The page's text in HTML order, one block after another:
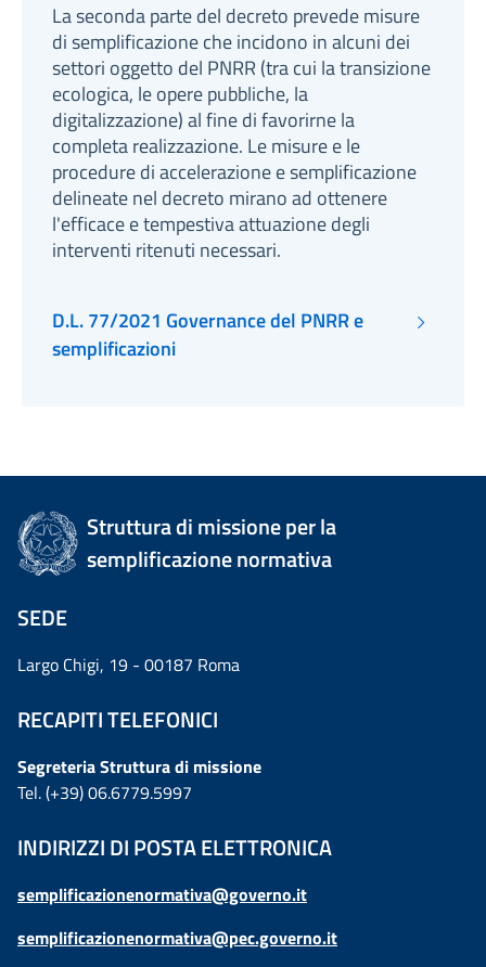
La seconda parte del decreto prevede misure
di semplificazione che incidono in alcuni dei
settori oggetto del PNRR (tra cui la transizione
ecologica, le opere pubbliche, la
digitalizzazione) al fine di favorirne la
completa realizzazione. Le misure e le
procedure di accelerazione e semplificazione
delineate nel decreto mirano ad ottenere
l'efficace e tempestiva attuazione degli
interventi ritenuti necessari.
D.L. 77/2021 Governance del PNRR e
semplificazioni
Struttura di missione per la
semplificazione normativa
SEDE
Largo Chigi, 19 - 00187 Roma
RECAPITI TELEFONICI
Segreteria Struttura di missione
Tel. (+39) 06.6779.5997
INDIRIZZI DI POSTA ELETTRONICA
semplificazionenormativa@governo.it
semplificazionenormativa@pec.governo.it